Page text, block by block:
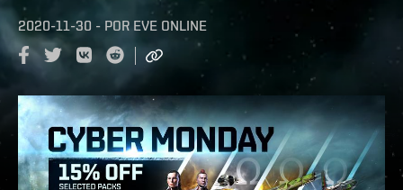
2020-11-30 - POR EVE ONLINE